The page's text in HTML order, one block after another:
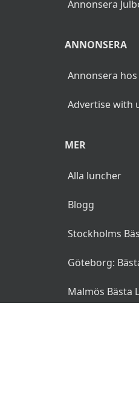
Annonsera
ANNONSERA
Annonsera hos
Advertise with
MER
Alla luncher
Blogg
Stockholms
Göteborg:
Malmös Bästa